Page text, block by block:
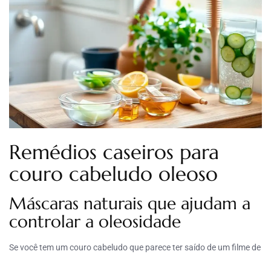
Remédios caseiros para
couro cabeludo oleoso
Máscaras naturais que ajudam a
controlar a oleosidade
Se você tem um couro cabeludo que parece ter saído de um filme de